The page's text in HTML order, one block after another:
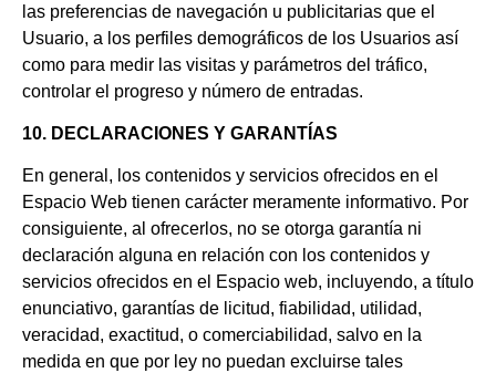
las preferencias de navegación u publicitarias que el
Usuario, a los perfiles demográficos de los Usuarios así
como para medir las visitas y parámetros del tráfico,
controlar el progreso y número de entradas.
10. DECLARACIONES Y GARANTÍAS
En general, los contenidos y servicios ofrecidos en el
Espacio Web tienen carácter meramente informativo. Por
consiguiente, al ofrecerlos, no se otorga garantía ni
declaración alguna en relación con los contenidos y
servicios ofrecidos en el Espacio web, incluyendo, a título
enunciativo, garantías de licitud, fiabilidad, utilidad,
veracidad, exactitud, o comerciabilidad, salvo en la
medida en que por ley no puedan excluirse tales